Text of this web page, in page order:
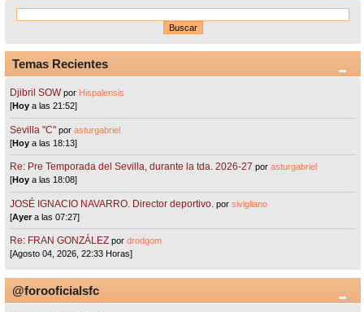
Temas Recientes
Djibril SOW por Hispalensis
[Hoy a las 21:52]
Sevilla "C"porasturgabriel
[Hoy a las 18:13]
Re: Pre Temporada del Sevilla, durante la tda. 2026-27 porasturgabriel
[Hoy a las 18:08]
JOSÉ IGNACIO NAVARRO. Director deportivo. porsivigliano
[Ayera las 07:27]
Re: FRAN GONZÁLEZ pordrodgom
[Agosto 04, 2026, 22:33 Horas]
@forooficialsfc